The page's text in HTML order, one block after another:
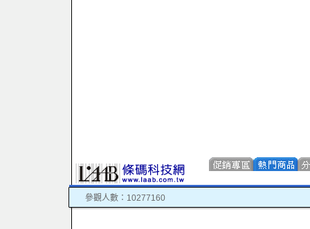
參觀人數：10277160